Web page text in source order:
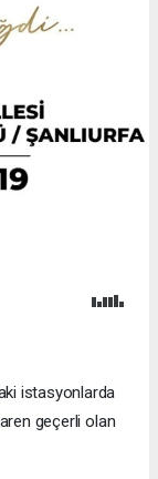
istasyonlarda
geçerli olan